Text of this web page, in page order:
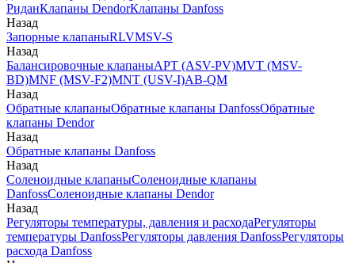
РиданКлапаны DendorКлапаны Danfoss
Назад
Запорные клапаныRLVMSV-S
Назад
Балансировочные клапаныAPT (ASV-PV)MVT (MSV-
BD)MNF (MSV-F2)MNT (USV-I)AB-QM
Назад
Обратные клапаныОбратные клапаны DanfossОбратные
клапаны Dendor
Назад
Обратные клапаны Danfoss
Назад
Соленоидные клапаныСоленоидные клапаны
DanfossСоленоидные клапаны Dendor
Назад
Регуляторы температуры, давления и расходаРегуляторы
температуры DanfossРегуляторы давления DanfossРегуляторы
расхода Danfoss